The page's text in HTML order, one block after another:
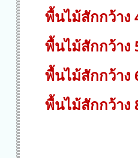
พื้นไม้สักกว้าง
พื้นไม้สักกว้าง
พื้นไม้สักกว้าง
พื้นไม้สักกว้าง 8